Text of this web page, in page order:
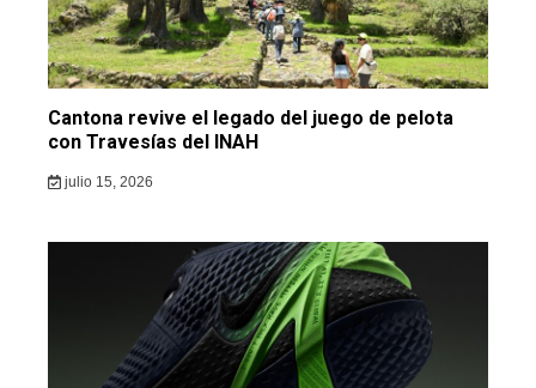
Cantona revive el legado del juego de pelota
con Travesías del INAH
julio 15, 2026